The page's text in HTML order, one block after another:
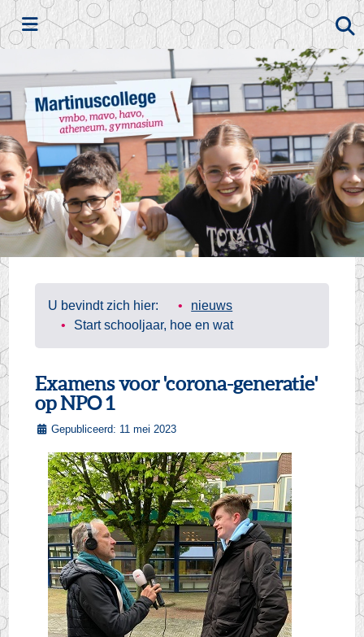
Zoeken
U bevindt zich hier:
nieuws
Start schooljaar, hoe en wat
Examens voor 'corona-generatie'
op NPO 1
Gepubliceerd: 11 mei 2023